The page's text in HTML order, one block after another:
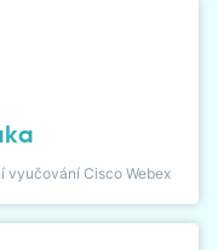
vyučování Cisco Webex